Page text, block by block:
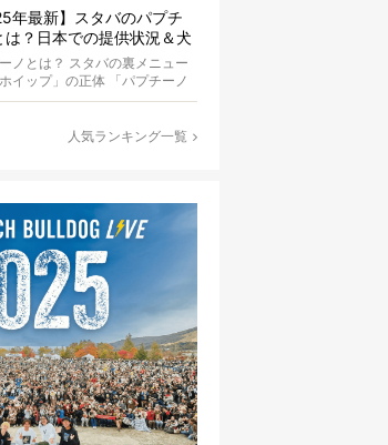
年最新】スタバのパプチ
は？日本での提供状況＆犬
店舗一覧も紹介！
ノとは？ スタバの裏メニュー
ホイップ」の正体 「パプチーノ
）」とは、紙コッ...
人気ランキング一覧